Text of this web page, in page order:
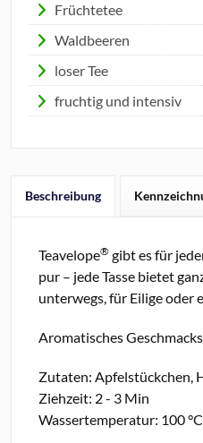
Früchtetee
Waldbeeren
loser Tee
fruchtig und intensiv
Beschreibung
Teavelope® gibt es für
pur – jede Tasse bietet
unterwegs, für Eilige oder
Aromatisches
Zutaten: Apfelstückchen,
Ziehzeit: 2 - 3 Min
Wassertemperatur: 100 °C